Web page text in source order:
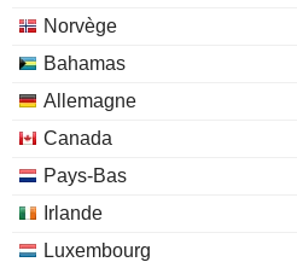
Norvège
Bahamas
Allemagne
Canada
Pays-Bas
Irlande
Luxembourg